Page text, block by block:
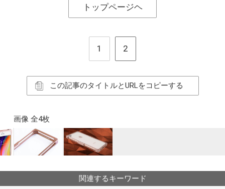
トップページヘ
1 2
この記事のタイトルとURLをコピーする
画像 全4枚
関連するキーワード